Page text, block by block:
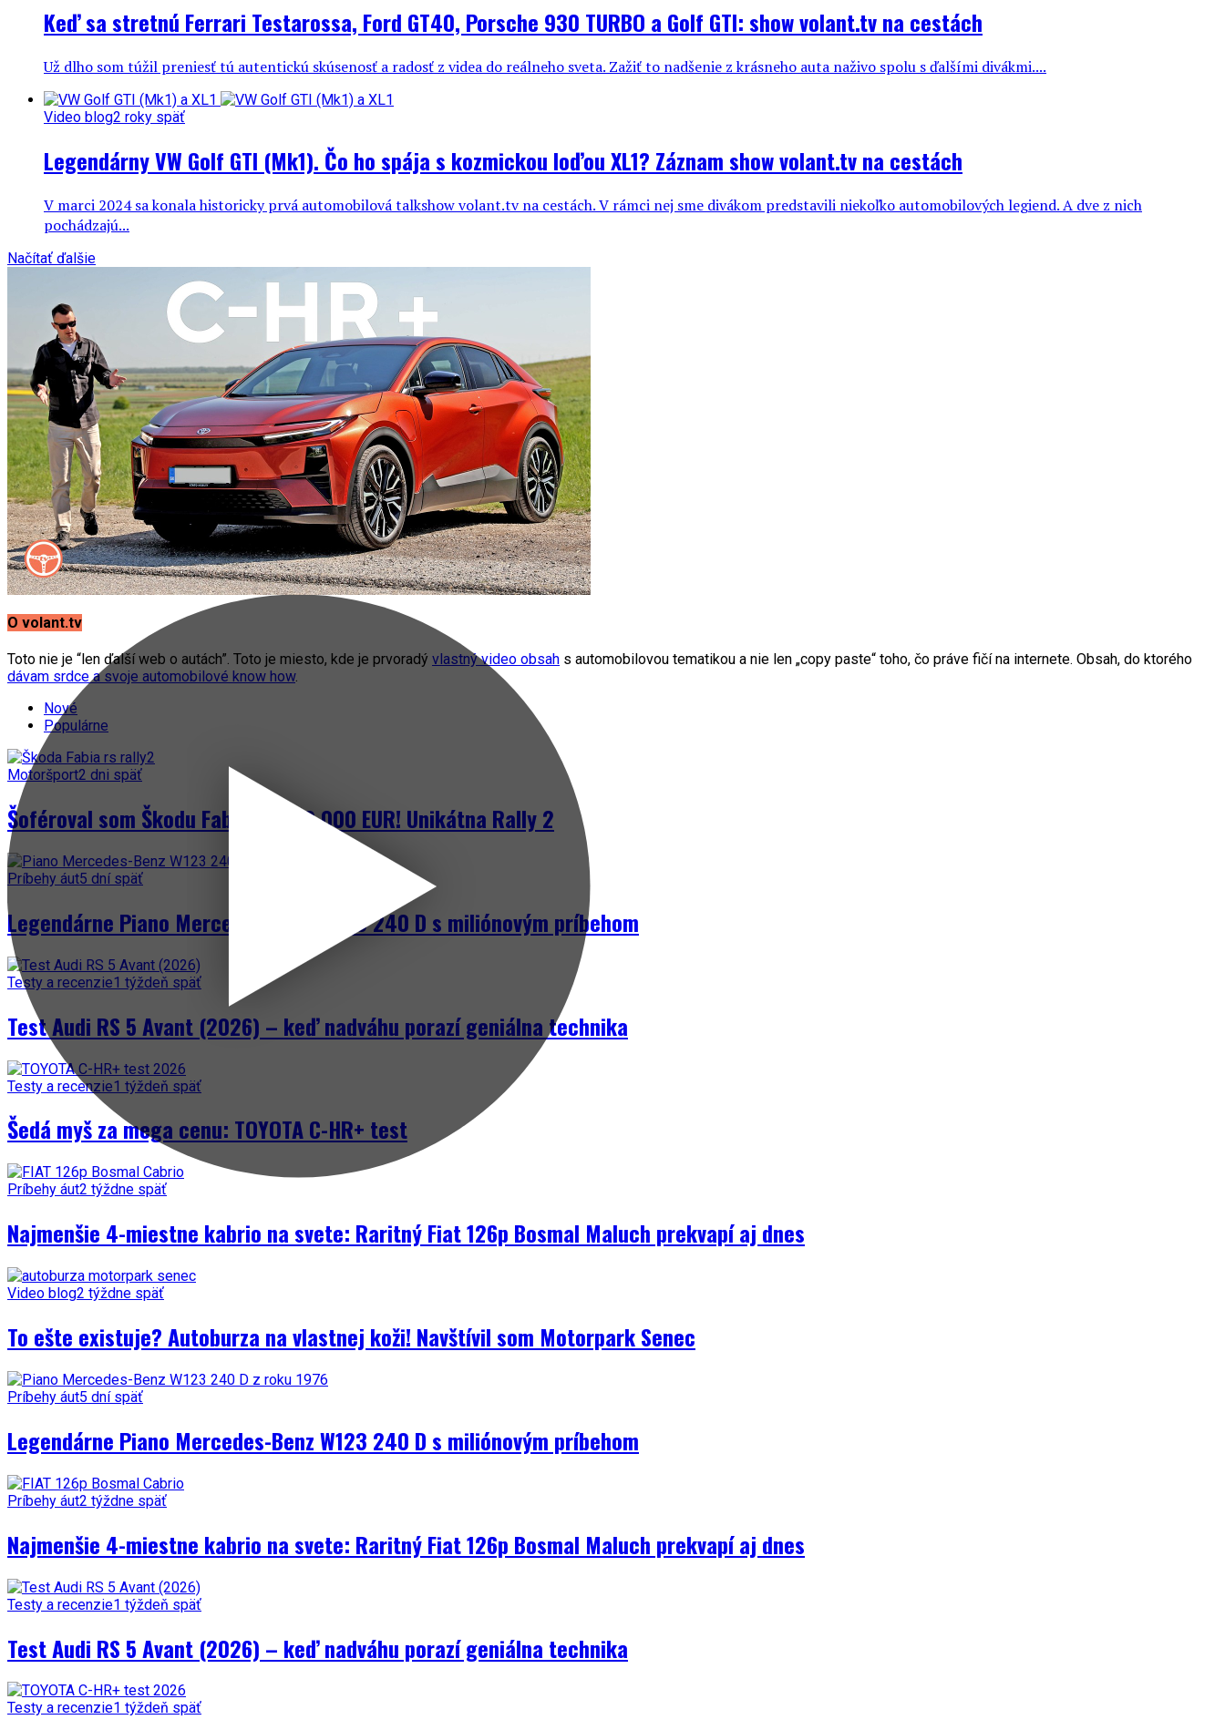
Keď sa stretnú Ferrari Testarossa, Ford GT40, Porsche 930 TURBO a Golf GTI: show volant.tv na cestách
Už dlho som túžil preniesť tú autentickú skúsenosť a radosť z videa do reálneho sveta. Zažiť to nadšenie z krásneho auta naživo spolu s ďalšími divákmi....
Video blog2 roky späť
Legendárny VW Golf GTI (Mk1). Čo ho spája s kozmickou loďou XL1? Záznam show volant.tv na cestách
V marci 2024 sa konala historicky prvá automobilová talkshow volant.tv na cestách. V rámci nej sme divákom predstavili niekoľko automobilových legiend. A dve z nich
pochádzajú...
Načítať ďalšie
O volant.tv
Toto nie je “len ďalší web o autách”. Toto je miesto, kde je prvoradý vlastný video obsah s automobilovou tematikou a nie len „copy paste“ toho, čo práve fičí na internete. Obsah, do ktorého
dávam srdce a svoje automobilové know how.
Nové
Populárne
Motoršport2 dni späť
Šoféroval som Škodu Fabia za 300 000 EUR! Unikátna Rally 2
Príbehy áut5 dní späť
Legendárne Piano Mercedes-Benz W123 240 D s miliónovým príbehom
Testy a recenzie1 týždeň späť
Test Audi RS 5 Avant (2026) – keď nadváhu porazí geniálna technika
Testy a recenzie1 týždeň späť
Šedá myš za mega cenu: TOYOTA C-HR+ test
Príbehy áut2 týždne späť
Najmenšie 4-miestne kabrio na svete: Raritný Fiat 126p Bosmal Maluch prekvapí aj dnes
Video blog2 týždne späť
To ešte existuje? Autoburza na vlastnej koži! Navštívil som Motorpark Senec
Príbehy áut5 dní späť
Legendárne Piano Mercedes-Benz W123 240 D s miliónovým príbehom
Príbehy áut2 týždne späť
Najmenšie 4-miestne kabrio na svete: Raritný Fiat 126p Bosmal Maluch prekvapí aj dnes
Testy a recenzie1 týždeň späť
Test Audi RS 5 Avant (2026) – keď nadváhu porazí geniálna technika
Testy a recenzie1 týždeň späť